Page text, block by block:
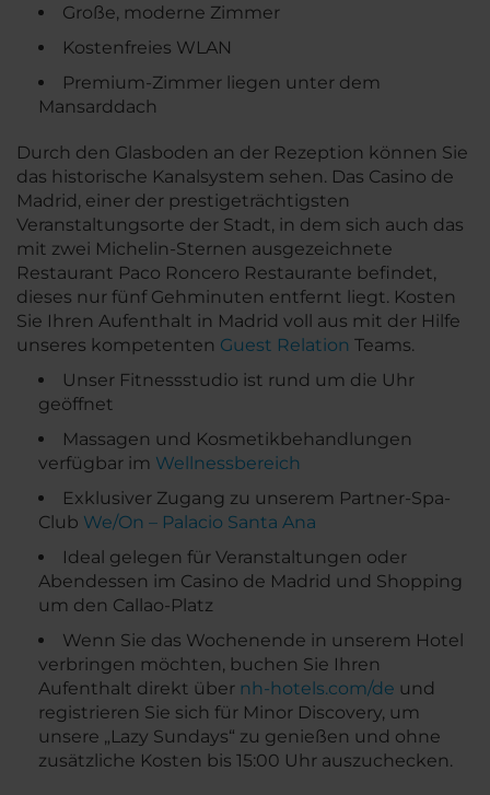
Große, moderne Zimmer
Kostenfreies WLAN
Premium-Zimmer liegen unter dem
Mansarddach
Durch den Glasboden an der Rezeption können Sie
das historische Kanalsystem sehen. Das Casino de
Madrid, einer der prestigeträchtigsten
Veranstaltungsorte der Stadt, in dem sich auch das
mit zwei Michelin-Sternen ausgezeichnete
Restaurant Paco Roncero Restaurante befindet,
dieses nur fünf Gehminuten entfernt liegt. Kosten
Sie Ihren Aufenthalt in Madrid voll aus mit der Hilfe
unseres kompetenten Guest Relation Teams.
Unser Fitnessstudio ist rund um die Uhr
geöffnet
Massagen und Kosmetikbehandlungen
verfügbar im Wellnessbereich
Exklusiver Zugang zu unserem Partner-Spa-
Club We/On – Palacio Santa Ana
Ideal gelegen für Veranstaltungen oder
Abendessen im Casino de Madrid und Shopping
um den Callao-Platz
Wenn Sie das Wochenende in unserem Hotel
verbringen möchten, buchen Sie Ihren
Aufenthalt direkt über nh-hotels.com/de und
registrieren Sie sich für Minor Discovery, um
unsere „Lazy Sundays“ zu genießen und ohne
zusätzliche Kosten bis 15:00 Uhr auszuchecken.